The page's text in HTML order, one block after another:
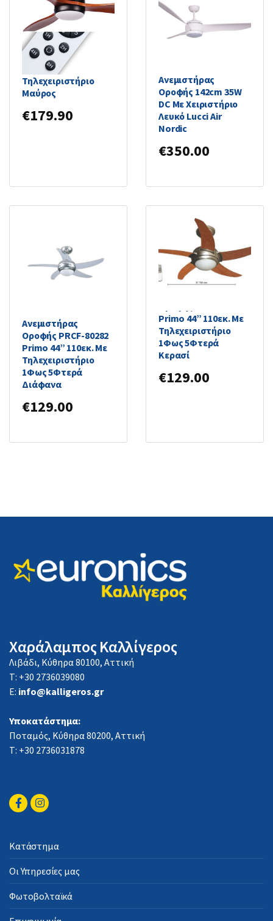
Primo Ανεμιστήρας
Οροφής 132cm με
Φως και
Τηλεχειριστήριο
Μαύρος
€179.90
Ανεμιστήρας
Οροφής 142cm 35W
DC Με Χειριστήριο
Λευκό Lucci Air
Nordic
€350.00
Ανεμιστήρας
Οροφής PRCF-80282
Primo 44” 110εκ. Με
Τηλεχειριστήριο
1Φως 5Φτερά
Διάφανα
€129.00
Primo 44” 110εκ. Με
Τηλεχειριστήριο
1Φως 5Φτερά
Κερασί
€129.00
Χαράλαμπος Καλλίγερος
Λιβάδι, Κύθηρα 80100, Αττική
Τ: +30 2736039080
E: info@kalligeros.gr
Υποκατάστημα:
Ποταμός, Κύθηρα 80200, Αττική
Τ: +30 2736031878
Κατάστημα
Οι Υπηρεσίες μας
Φωτοβολταϊκά